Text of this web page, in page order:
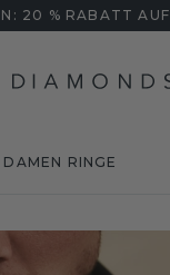
20 % RABATT
DAMEN RINGE